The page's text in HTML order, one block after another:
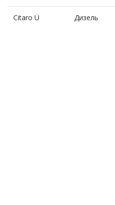
Citaro Ü Дизель